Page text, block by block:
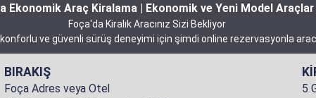
Ekonomik Araç Kiralama | Ekonomik ve Yeni Model Araçlar
Foça'da Kiralık Aracınız Sizi Bekliyor
ve güvenli sürüş deneyimi için şimdi online rezervasyonla
BIRAKIŞ
Foça Adres veya Otel
5